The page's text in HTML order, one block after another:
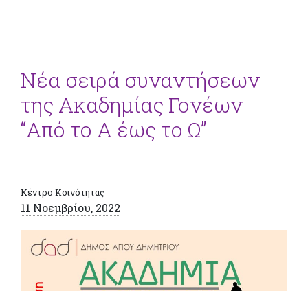
Νέα σειρά συναντήσεων
της Ακαδημίας Γονέων
“Από το Α έως το Ω”
Κέντρο Κοινότητας
11 Νοεμβρίου, 2022